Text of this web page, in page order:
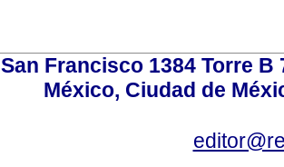
San Francisco 1384 Torre
México, Ciudad de